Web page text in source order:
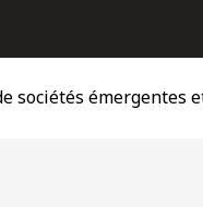
sociétés émergentes